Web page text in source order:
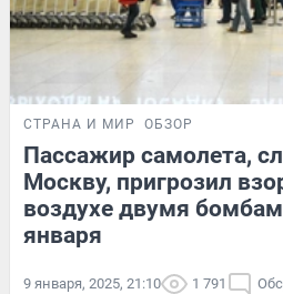
СТРАНА И МИР ОБЗОР
Пассажир самолета,
Москву, пригрозил
воздухе двумя
января
9 января, 2025, 21:10 1 791